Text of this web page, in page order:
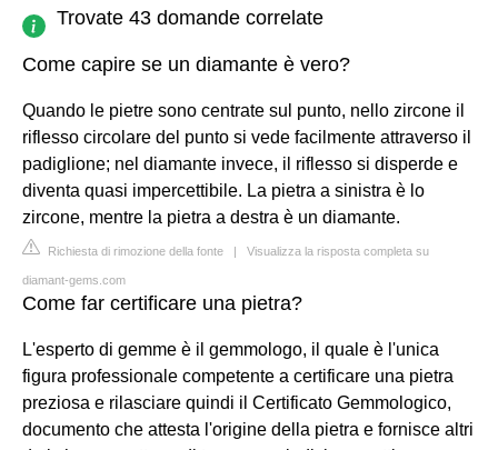
Trovate 43 domande correlate
Come capire se un diamante è vero?
Quando le pietre sono centrate sul punto, nello zircone il
riflesso circolare del punto si vede facilmente attraverso il
padiglione; nel diamante invece, il riflesso si disperde e
diventa quasi impercettibile. La pietra a sinistra è lo
zircone, mentre la pietra a destra è un diamante.
Richiesta di rimozione della fonte | Visualizza la risposta completa su
diamant-gems.com
Come far certificare una pietra?
L'esperto di gemme è il gemmologo, il quale è l'unica
figura professionale competente a certificare una pietra
preziosa e rilasciare quindi il Certificato Gemmologico,
documento che attesta l'origine della pietra e fornisce altri